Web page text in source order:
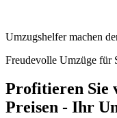
Umzugshelfer machen
Freudevolle Umzüge für
Profitieren Sie
Preisen - Ihr